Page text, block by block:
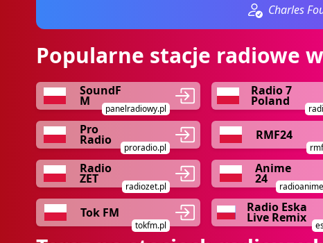
Charles
Popularne stacje radiowe
SoundF
M
panelradiowy.pl
Radio 7
Poland
Pro
Radio
proradio.pl
RMF24
Radio
ZET
radiozet.pl
Anime
24
Tok FM
tokfm.pl
Radio Eska
Live Remix